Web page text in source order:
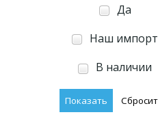
Да
Наш импорт
В наличии